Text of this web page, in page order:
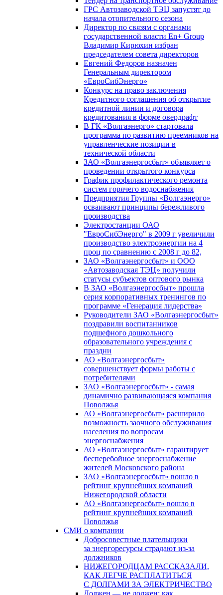
ГРС Автозаводской ТЭЦ запустят до
начала отопительного сезона
Директор по связям с органами
государственной власти En+ Group
Владимир Кирюхин избран
председателем совета директоров
Евгений Федоров назначен
Генеральным директором
«ЕвроСибЭнерго»
Конкурс на право заключения
Кредитного соглашения об открытие
кредитной линии и договора
кредитования в форме овердрафт
В ГК «Волгаэнерго» стартовала
программа по развитию преемников на
управленческие позиции в
технической области
ЗАО «Волгаэнергосбыт» объявляет о
проведении открытого конкурса
График профилактического ремонта
систем горячего водоснабжения
Предприятия Группы «Волгаэнерго»
осваивают принципы бережливого
производства
Электростанции ОАО
"ЕвроСибЭнерго" в 2009 г увеличили
производство электроэнергии на 4
проц по сравнению с 2008 г до 82,
ЗАО «Волгаэнергосбыт» и ООО
«Автозаводская ТЭЦ» получили
статусы субъектов оптового рынка
В ЗАО «Волгаэнергосбыт» прошла
серия корпоративных тренингов по
программе «Генерация лидерства»
Руководители ЗАО «Волгаэнергосбыт»
поздравили воспитанников
подшефного дошкольного
образовательного учреждения с
праздни
АО «Волгаэнергосбыт»
совершенствует формы работы с
потребителями
ЗАО «Волгаэнергосбыт» - самая
динамично развивающаяся компания
Поволжья
АО «Волгаэнергосбыт» расширило
возможность заочного обслуживания
населения по вопросам
энергоснабжения
АО «Волгаэнергосбыт» гарантирует
бесперебойное энергоснабжение
жителей Московского района
ЗАО «Волгаэнергосбыт» вошло в
рейтинг крупнейших компаний
Нижегородской области
АО «Волгаэнергосбыт» вошло в
рейтинг крупнейших компаний
Поволжья
СМИ о компании
Добросовестные плательщики
за энергоресурсы страдают из-за
должников
НИЖЕГОРОДЦАМ РАССКАЗАЛИ,
КАК ЛЕГЧЕ РАСПЛАТИТЬСЯ
С ДОЛГАМИ ЗА ЭЛЕКТРИЧЕСТВО